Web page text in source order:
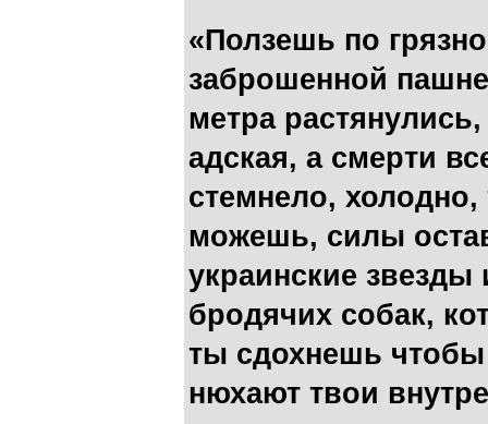
«Ползешь по
заброшенной
метра
адская, а смерти
стемнело,
можешь, силы
украинские
бродячих собак,
ты сдохнешь чтобы
нюхают твои